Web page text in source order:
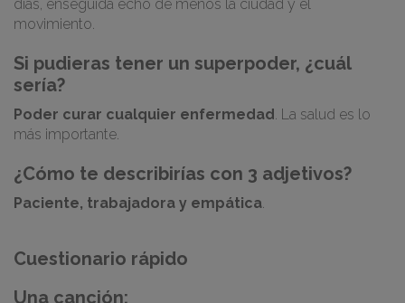
días, enseguida echo de menos la ciudad y el
movimiento.
Si pudieras tener un superpoder, ¿cuál
sería?
Poder curar cualquier enfermedad. La salud es lo
más importante.
¿Cómo te describirías con 3 adjetivos?
Paciente, trabajadora y empática.
Cuestionario rápido
Una canción: